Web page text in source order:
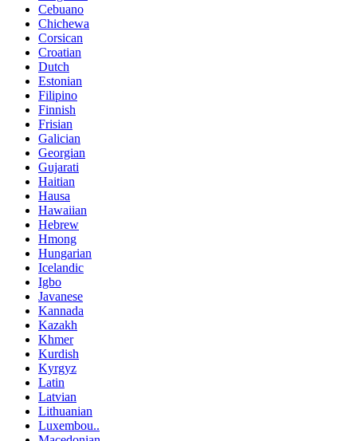
Cebuano
Chichewa
Corsican
Croatian
Dutch
Estonian
Filipino
Finnish
Frisian
Galician
Georgian
Gujarati
Haitian
Hausa
Hawaiian
Hebrew
Hmong
Hungarian
Icelandic
Igbo
Javanese
Kannada
Kazakh
Khmer
Kurdish
Kyrgyz
Latin
Latvian
Lithuanian
Luxembou..